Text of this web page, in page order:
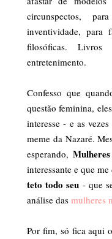
circunspectos,
inventividade, para
filosóficas.
entretenimento.
Confesso que
questão feminina,
interesse - e as
meme da Nazaré.
esperando,
interessante e que
teto todo seu - que
análise das mulheres
Por fim, só fica aqui